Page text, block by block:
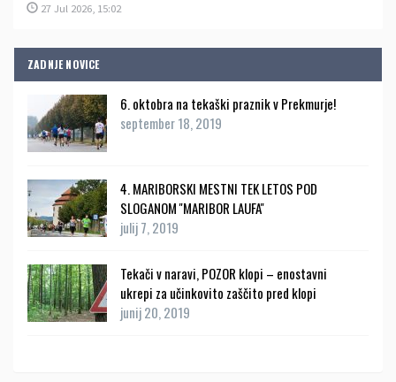
27 Jul 2026, 15:02
ZADNJE NOVICE
6. oktobra na tekaški praznik v Prekmurje!
september 18, 2019
4. MARIBORSKI MESTNI TEK LETOS POD
SLOGANOM ''MARIBOR LAUFA''
julij 7, 2019
Tekači v naravi, POZOR klopi – enostavni
ukrepi za učinkovito zaščito pred klopi
junij 20, 2019